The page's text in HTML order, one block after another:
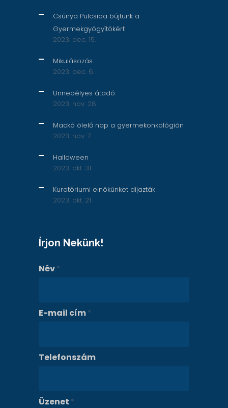
Csúnya Pulcsiba bújtunk a
Gyermekgyógyítókért
2023. dec. 15.
Mikulásozás
2023. dec. 6.
Ünnepélyes átadó
2023. nov. 28.
Mackó ölelő nap a gyermekonkológián
2023. nov. 7.
Halloween
2023. okt. 31.
Kuratóriumi elnökünket díjazták
2023. okt. 21.
Írjon Nekünk!
Név *
E-mail cím *
Telefonszám
Üzenet *